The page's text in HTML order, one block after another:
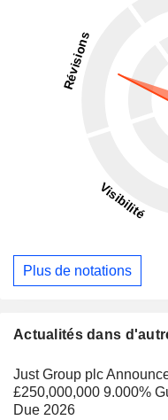
Actualités dans
Just Group plc
£250,000,000 9.000%
Due 2026
Plus de notations